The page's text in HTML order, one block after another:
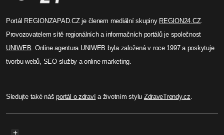
Portál REGIONZAPAD.CZ je členem mediální skupiny REGION24.CZ.
Provozovatelem sítě regionálních a informačních portálů je společnost
UNIWEB. Online agentura UNIWEB byla založená v roce 1997 a poskytuje
tvorbu webů, SEO služby a online marketing.
Sledujte také nášportál o zdravía životním stylu ZdraveTrendy.cz.
+